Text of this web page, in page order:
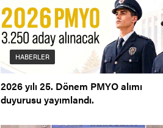
HABERLER
2026 yılı 25. Dönem PMYO alımı
duyurusu yayımlandı.